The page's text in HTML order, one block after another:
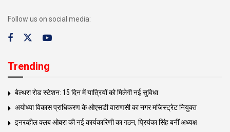
Follow us on social media:
Trending
बेल्थरा रोड स्टेशन: 15 दिन में यात्रियों को मिलेगी नई सुविधा
अयोध्या विकास प्राधिकरण के ओएसडी वाराणसी का नगर मजिस्ट्रेट नियुक्त
इनरव्हील क्लब ओबरा की नई कार्यकारिणी का गठन, प्रियंका सिंह बनीं अध्यक्ष